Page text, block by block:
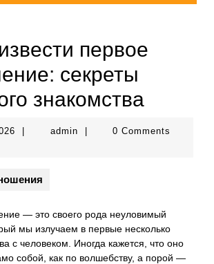
первое
секреты
знакомства
26
adminadmin
0 Comments
— это своего рода неуловимый
мы излучаем в первые несколько
с человеком. Иногда кажется, что оно
собой, как по волшебству, а порой —